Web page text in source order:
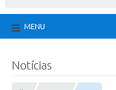
MENU
Notícias